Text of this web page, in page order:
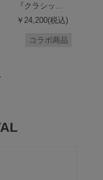
『クラシッ...
￥24,200(税込)
コラボ商品